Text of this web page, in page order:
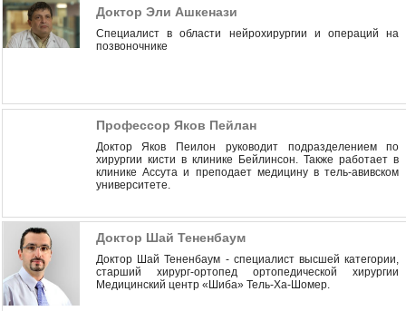
Доктор Эли Ашкенази
Специалист в области нейрохирургии и операций на
позвоночнике
Профессор Яков Пейлан
Доктор Яков Пеилон руководит подразделением по
хирургии кисти в клинике Бейлинсон. Также работает в
клинике Ассута и преподает медицину в тель-авивском
университете.
Доктор Шай Тененбаум
Доктор Шай Тененбаум - специалист высшей категории,
старший хирург-ортопед ортопедической хирургии
Медицинский центр «Шиба» Тель-Ха-Шомер.